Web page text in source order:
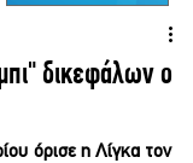
δικεφάλων ο
όρισε η Λίγκα τον